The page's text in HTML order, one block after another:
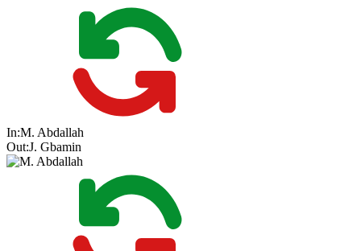
In:M. Abdallah
Out:J. Gbamin